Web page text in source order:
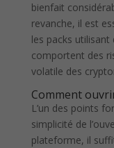
bienfait
revanche, il est
les packs utilisant
comportent des
volatile des
Comment
L’un des points
simplicité de
plateforme, il